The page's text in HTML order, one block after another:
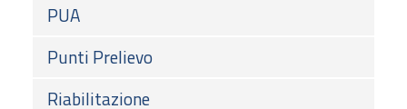
PUA
Punti Prelievo
Riabilitazione